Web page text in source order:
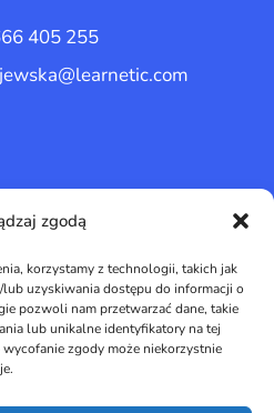
zgodą
korzystamy z technologii, takich jak
uzyskiwania dostępu do informacji o
pozwoli nam przetwarzać dane, takie
lub unikalne identyfikatory na tej
zgody może niekorzystnie
405 255
SA